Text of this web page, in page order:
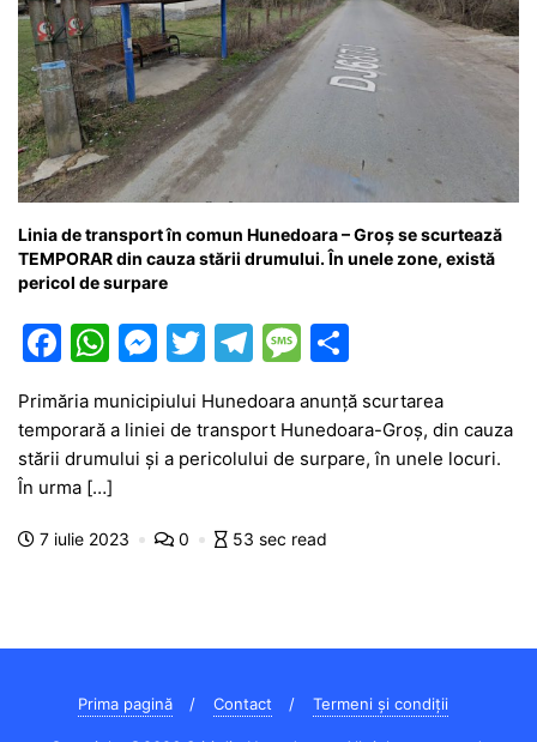
Linia de transport în comun Hunedoara – Groş se scurtează
TEMPORAR din cauza stării drumului. În unele zone, există
pericol de surpare
F
a
c
e
b
o
W
at
s
A
p
M
e
s
s
n
T
itt
er
T
e
gr
m
M
s
s
g
ta
je
Primăria municipiului Hunedoara anunță scurtarea
temporară a liniei de transport Hunedoara-Groș, din cauza
stării drumului și a pericolului de surpare, în unele locuri.
În urma […]
7 iulie 2023 0 53 sec read
Prima pagină Contact Termeni și condiții